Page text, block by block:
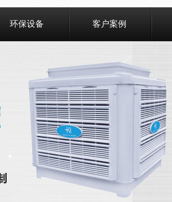
环保设备 客户案例